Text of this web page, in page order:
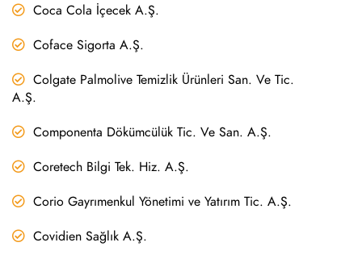
Coca Cola İçecek A.Ş.
Coface Sigorta A.Ş.
Colgate Palmolive Temizlik Ürünleri San. Ve Tic.
A.Ş.
Componenta Dökümcülük Tic. Ve San. A.Ş.
Coretech Bilgi Tek. Hiz. A.Ş.
Corio Gayrımenkul Yönetimi ve Yatırım Tic. A.Ş.
Covidien Sağlık A.Ş.